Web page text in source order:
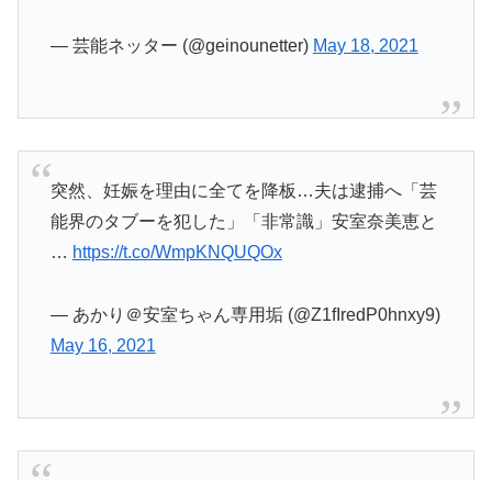
— 芸能ネッター (@geinounetter) May 18, 2021
突然、妊娠を理由に全てを降板…夫は逮捕へ「芸
能界のタブーを犯した」「非常識」安室奈美恵と
… https://t.co/WmpKNQUQOx
— あかり＠安室ちゃん専用垢 (@Z1fIredP0hnxy9)
May 16, 2021